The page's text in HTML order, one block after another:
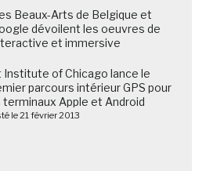
Beaux-Arts de Belgique et
dévoilent les oeuvres de
et immersive
Institute of Chicago lance le
parcours intérieur GPS pour
terminaux Apple et Android
le 21 février 2013